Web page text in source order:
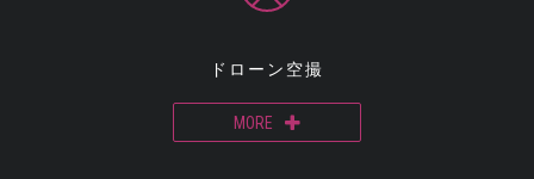
ドローン空撮
MORE